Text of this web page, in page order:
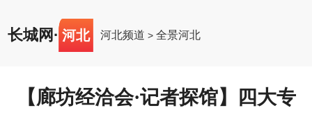
长城网 · 河北 河北频道 >全景河北
【廊坊经洽会·记者探馆】四大专